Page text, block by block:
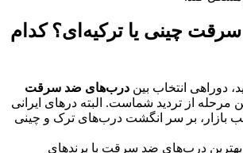
چینی یا ترکیه‌ای؟ کدام
دوراهی انتخاب بین درب‌های ضد سرقت
مرحله از تردید شماست. البته درهای ایرانی
بازار، بر سر انگشت درب‌های ترک و چینی
درب‌های ضد سرقت با برندهای